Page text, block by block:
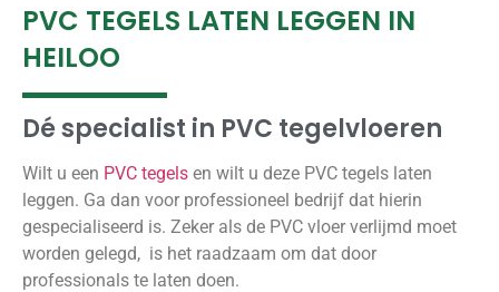
PVC TEGELS LATEN LEGGEN IN
HEILOO
Dé specialist in PVC tegelvloeren
Wilt u een PVC tegels en wilt u deze PVC tegels laten
leggen. Ga dan voor professioneel bedrijf dat hierin
gespecialiseerd is. Zeker als de PVC vloer verlijmd moet
worden gelegd, is het raadzaam om dat door
professionals te laten doen.